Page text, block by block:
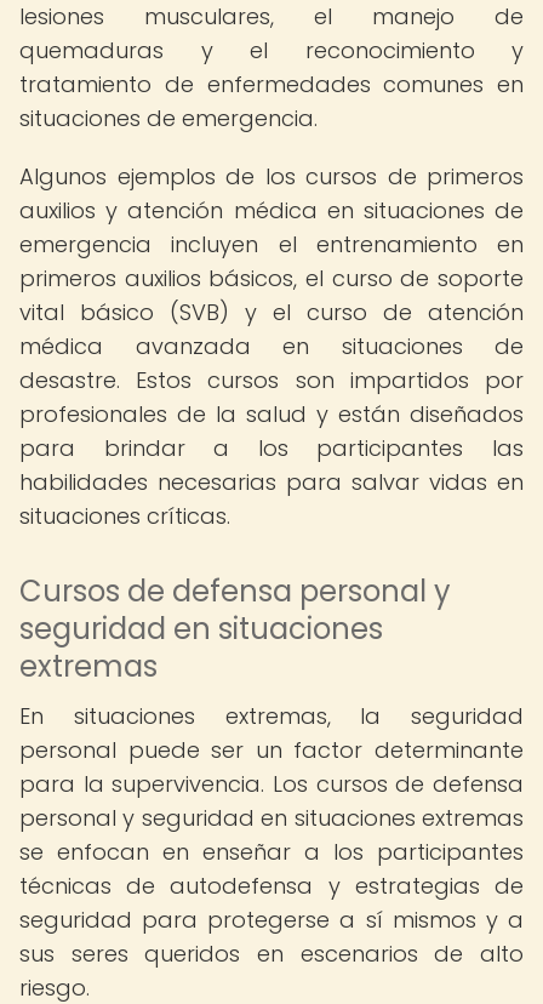
lesiones musculares, el manejo de
quemaduras y el reconocimiento y
tratamiento de enfermedades comunes en
situaciones de emergencia.
Algunos ejemplos de los cursos de primeros
auxilios y atención médica en situaciones de
emergencia incluyen el entrenamiento en
primeros auxilios básicos, el curso de soporte
vital básico (SVB) y el curso de atención
médica avanzada en situaciones de
desastre. Estos cursos son impartidos por
profesionales de la salud y están diseñados
para brindar a los participantes las
habilidades necesarias para salvar vidas en
situaciones críticas.
Cursos de defensa personal y
seguridad en situaciones
extremas
En situaciones extremas, la seguridad
personal puede ser un factor determinante
para la supervivencia. Los cursos de defensa
personal y seguridad en situaciones extremas
se enfocan en enseñar a los participantes
técnicas de autodefensa y estrategias de
seguridad para protegerse a sí mismos y a
sus seres queridos en escenarios de alto
riesgo.